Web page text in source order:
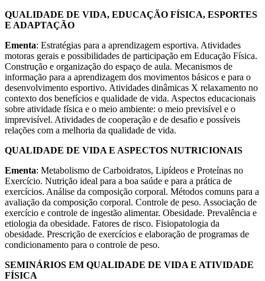
QUALIDADE DE VIDA, EDUCAÇÃO FÍSICA, ESPORTES
E ADAPTAÇÃO
Ementa: Estratégias para a aprendizagem esportiva. Atividades
motoras gerais e possibilidades de participação em Educação Física.
Construção e organização do espaço de aula. Mecanismos de
informação para a aprendizagem dos movimentos básicos e para o
desenvolvimento esportivo. Atividades dinâmicas X relaxamento no
contexto dos benefícios e qualidade de vida. Aspectos educacionais
sobre atividade física e o meio ambiente: o meio previsível e o
imprevisível. Atividades de cooperação e de desafio e possíveis
relações com a melhoria da qualidade de vida.
QUALIDADE DE VIDA E ASPECTOS NUTRICIONAIS
Ementa: Metabolismo de Carboidratos, Lipídeos e Proteínas no
Exercício. Nutrição ideal para a boa saúde e para a prática de
exercícios. Análise da composição corporal. Métodos comuns para a
avaliação da composição corporal. Controle de peso. Associação de
exercício e controle de ingestão alimentar. Obesidade. Prevalência e
etiologia da obesidade. Fatores de risco. Fisiopatologia da
obesidade. Prescrição de exercícios e elaboração de programas de
condicionamento para o controle de peso.
SEMINÁRIOS EM QUALIDADE DE VIDA E ATIVIDADE
FÍSICA